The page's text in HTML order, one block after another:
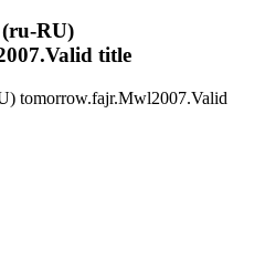
RU)
title
tomorrow.fajr.Mwl2007.Valid